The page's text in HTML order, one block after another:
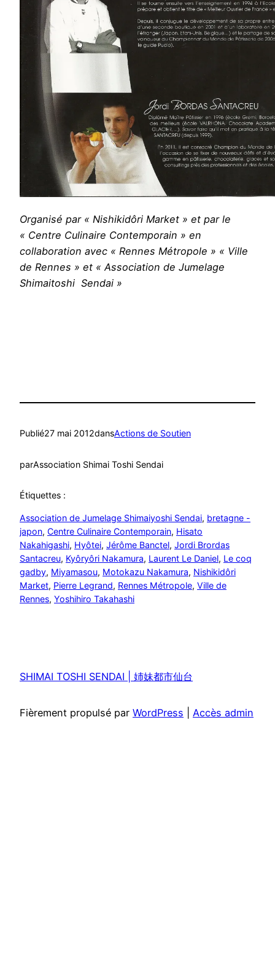
Organisé par « Nishikidôri Market » et par le
« Centre Culinaire Contemporain » en
collaboration avec « Rennes Métropole » « Ville
de Rennes » et « Association de Jumelage
Shimaitoshi Sendai »
Publié27 mai 2012dansActions de Soutien
parAssociation Shimai Toshi Sendai
Étiquettes :
Association de Jumelage Shimaiyoshi Sendai, bretagne -
japon, Centre Culinaire Contemporain, Hisato
Nakahigashi, Hyôtei, Jérôme Banctel, Jordi Brordas
Santacreu, Kyôryôri Nakamura, Laurent Le Daniel, Le coq
gadby, Miyamasou, Motokazu Nakamura, Nishikidôri
Market, Pierre Legrand, Rennes Métropole, Ville de
Rennes, Yoshihiro Takahashi
SHIMAI TOSHI SENDAI | 姉妹都市仙台
Fièrement propulsé par WordPress Accès admin